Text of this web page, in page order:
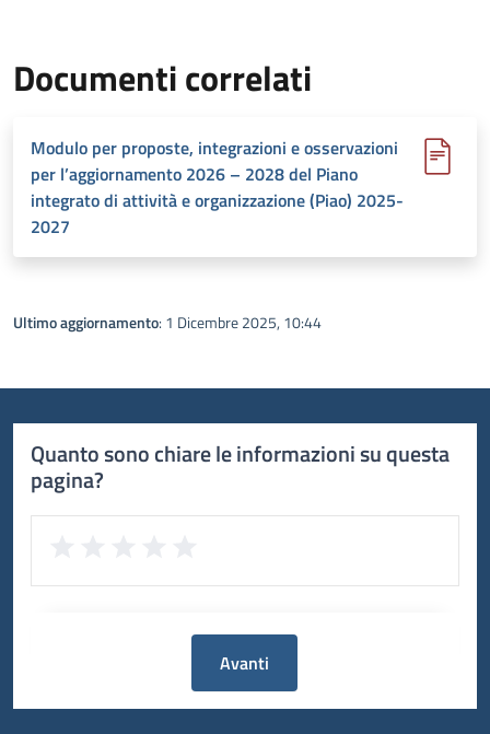
Documenti correlati
Modulo per proposte, integrazioni e osservazioni
per l’aggiornamento 2026 – 2028 del Piano
integrato di attività e organizzazione (Piao) 2025-
2027
Ultimo aggiornamento: 1 Dicembre 2025, 10:44
Quanto sono chiare le informazioni su questa
pagina?
Avanti